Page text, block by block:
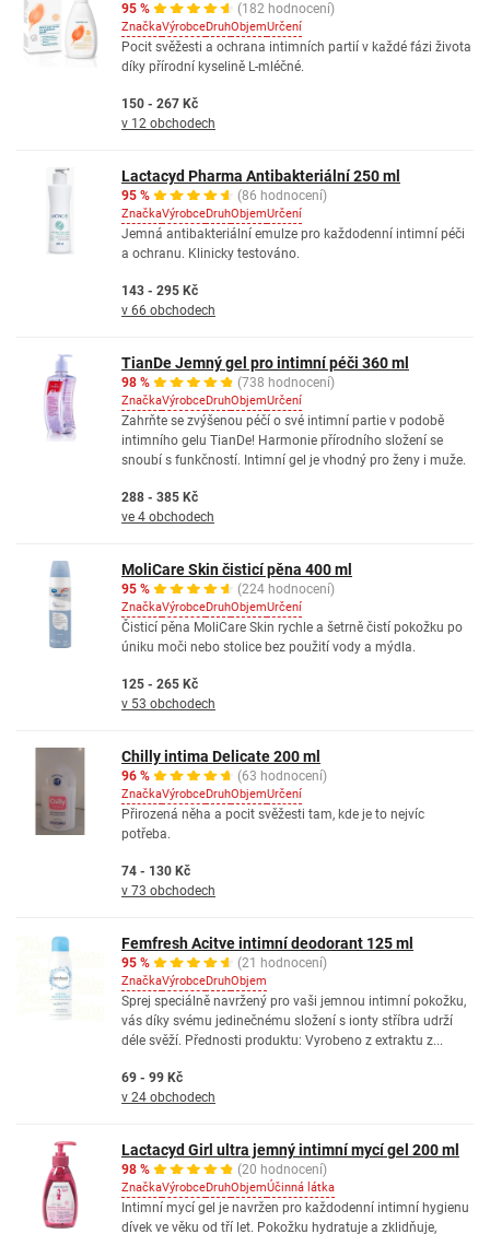
95 % (182 hodnocení)
ZnačkaVýrobceDruhObjemUrčení
Pocit svěžesti a ochrana intimních partií v každé fázi života
díky přírodní kyselině L-mléčné.
150 - 267 Kč
v 12 obchodech
Lactacyd Pharma Antibakteriální 250 ml
95 % (86 hodnocení)
ZnačkaVýrobceDruhObjemUrčení
Jemná antibakteriální emulze pro každodenní intimní péči
a ochranu. Klinicky testováno.
143 - 295 Kč
v 66 obchodech
TianDe Jemný gel pro intimní péči 360 ml
98 % (738 hodnocení)
ZnačkaVýrobceDruhObjemUrčení
Zahrňte se zvýšenou péčí o své intimní partie v podobě
intimního gelu TianDe! Harmonie přírodního složení se
snoubí s funkčností. Intimní gel je vhodný pro ženy i muže.
288 - 385 Kč
ve 4 obchodech
MoliCare Skin čisticí pěna 400 ml
95 % (224 hodnocení)
ZnačkaVýrobceDruhObjemUrčení
Čisticí pěna MoliCare Skin rychle a šetrně čistí pokožku po
úniku moči nebo stolice bez použití vody a mýdla.
125 - 265 Kč
v 53 obchodech
Chilly intima Delicate 200 ml
96 % (63 hodnocení)
ZnačkaVýrobceDruhObjemUrčení
Přirozená něha a pocit svěžesti tam, kde je to nejvíc
potřeba.
74 - 130 Kč
v 73 obchodech
Femfresh Acitve intimní deodorant 125 ml
95 % (21 hodnocení)
ZnačkaVýrobceDruhObjem
Sprej speciálně navržený pro vaši jemnou intimní pokožku,
vás díky svému jedinečnému složení s ionty stříbra udrží
déle svěží. Přednosti produktu: Vyrobeno z extraktu z...
69 - 99 Kč
v 24 obchodech
Lactacyd Girl ultra jemný intimní mycí gel 200 ml
98 % (20 hodnocení)
ZnačkaVýrobceDruhObjemÚčinná látka
Intimní mycí gel je navržen pro každodenní intimní hygienu
dívek ve věku od tří let. Pokožku hydratuje a zklidňuje,